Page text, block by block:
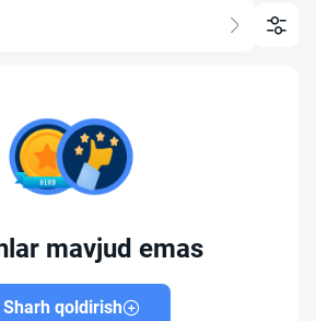
mavjud emas
Sharh qoldirish